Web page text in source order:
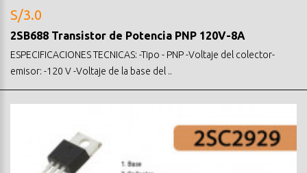
S/3.0
2SB688 Transistor de Potencia PNP 120V-8A
ESPECIFICACIONES TECNICAS: -Tipo - PNP -Voltaje del colector-
emisor: -120 V -Voltaje de la base del ..